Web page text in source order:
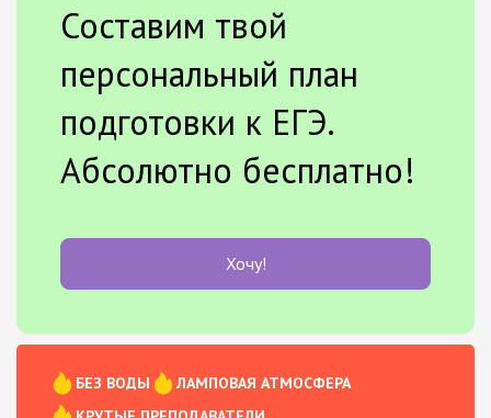
Составим твой
персональный план
подготовки к ЕГЭ.
Абсолютно бесплатно!
Хочу!
БЕЗ ВОДЫ
ЛАМПОВАЯ АТМОСФЕРА